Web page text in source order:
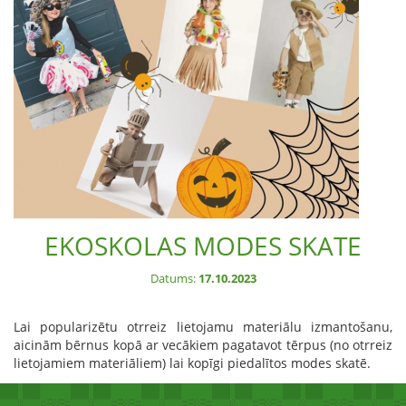
EKOSKOLAS MODES SKATE
Datums: 17.10.2023
Lai popularizētu otrreiz lietojamu materiālu izmantošanu,
aicinām bērnus kopā ar vecākiem pagatavot tērpus (no otrreiz
lietojamiem materiāliem) lai kopīgi piedalītos modes skatē.